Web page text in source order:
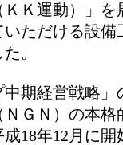
Ｋ運動）」を
ただける設備
。
期経営戦略」
ＧＮ）の本格
18年12月に